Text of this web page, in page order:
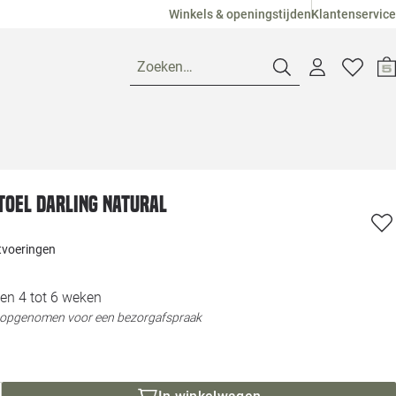
Winkels & openingstijdenKlantenservice
Zoeken…
Pagina suggesties
Loods 5
Darling natural
4 tot 6 weken
voor een bezorgafspraak